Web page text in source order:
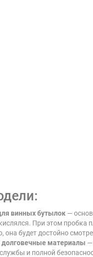
винных бутылок —
При этом пробка
она будет достойно
материалы —
и полной